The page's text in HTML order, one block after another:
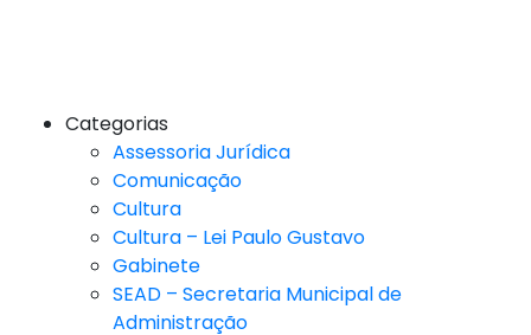
Categorias
Assessoria Jurídica
Comunicação
Cultura
Cultura – Lei Paulo Gustavo
Gabinete
SEAD – Secretaria Municipal de
Administração